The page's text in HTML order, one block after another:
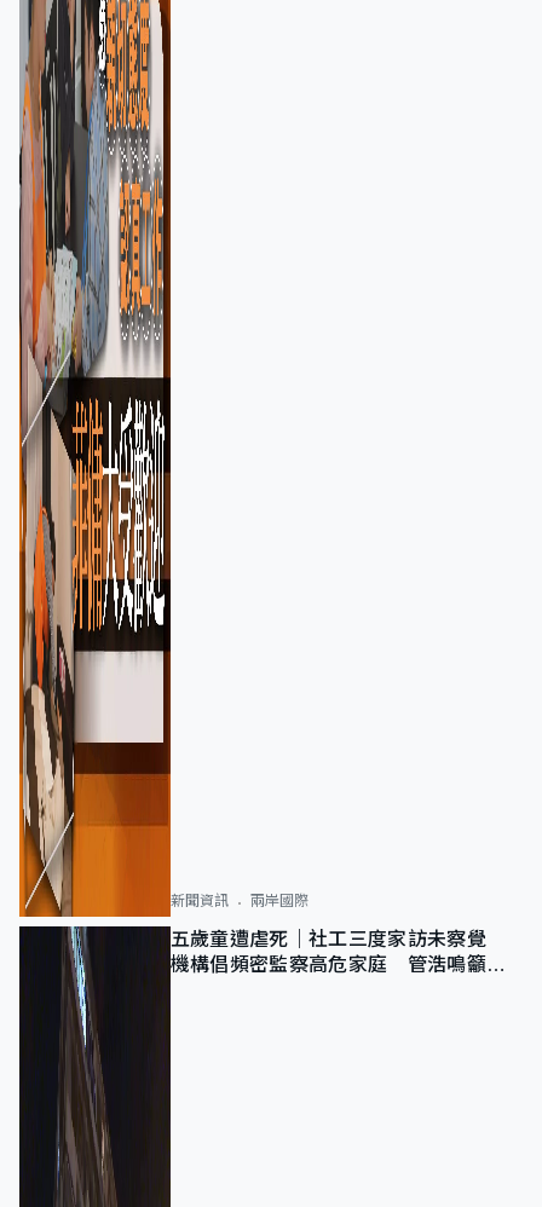
新聞資訊 兩岸國際
五歲童遭虐死｜社工三度家訪未察覺
機構倡頻密監察高危家庭 管浩鳴籲加